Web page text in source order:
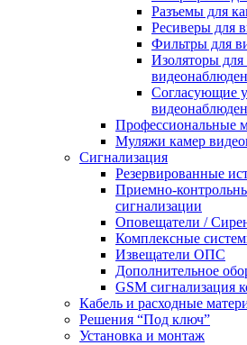
Разъемы для
Ресиверы для
Фильтры для
Изоляторы для
Согласующие
Профессиональные
Муляжи камер
Сигнализация
Резервированные
Приемно-
сигнализации
Оповещатели /
Комплексные
Извещатели ОПС
Дополнительное
GSM сигнализация
Кабель и расходные
Решения “Под ключ”
Установка и монтаж